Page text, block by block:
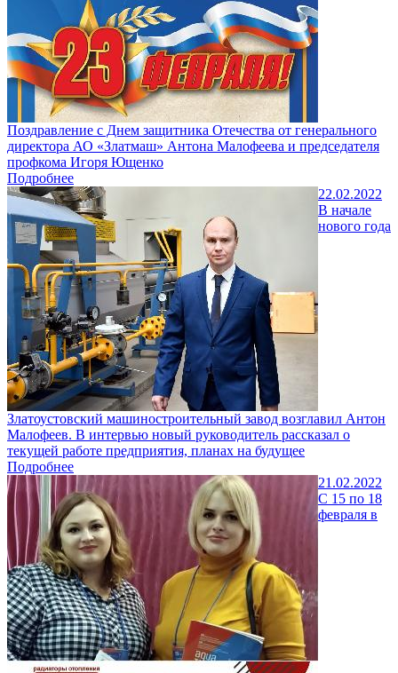
Поздравление с Днем защитника Отечества от генерального
директора АО «Златмаш» Антона Малофеева и председателя
профкома Игоря Ющенко
Подробнее
22.02.2022
В начале
нового года
Златоустовский машиностроительный завод возглавил Антон
Малофеев. В интервью новый руководитель рассказал о
текущей работе предприятия, планах на будущее
Подробнее
21.02.2022
С 15 по 18
февраля в